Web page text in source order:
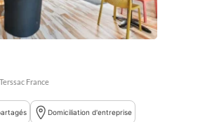
Terssac France
Domiciliation d'entreprise